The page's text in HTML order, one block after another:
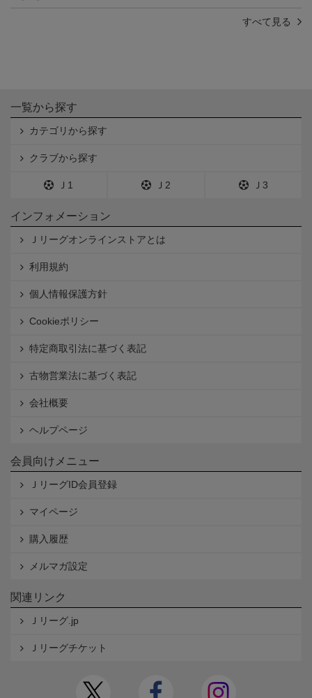
すべて見る
一覧から探す
カテゴリから探す
クラブから探す
Ｊ1 Ｊ2 Ｊ3
インフォメーション
Ｊリーグオンラインストアとは
利用規約
個人情報保護方針
Cookieポリシー
特定商取引法に基づく表記
古物営業法に基づく表記
会社概要
ヘルプページ
会員向けメニュー
ＪリーグID会員登録
マイページ
購入履歴
メルマガ設定
関連リンク
Ｊリーグ.jp
Ｊリーグチケット